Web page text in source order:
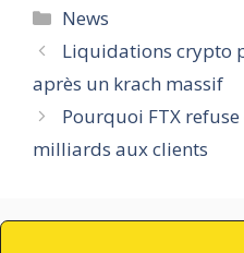
Catégories
News
Liquidations crypto
après un krach massif
Pourquoi FTX
milliards aux clients